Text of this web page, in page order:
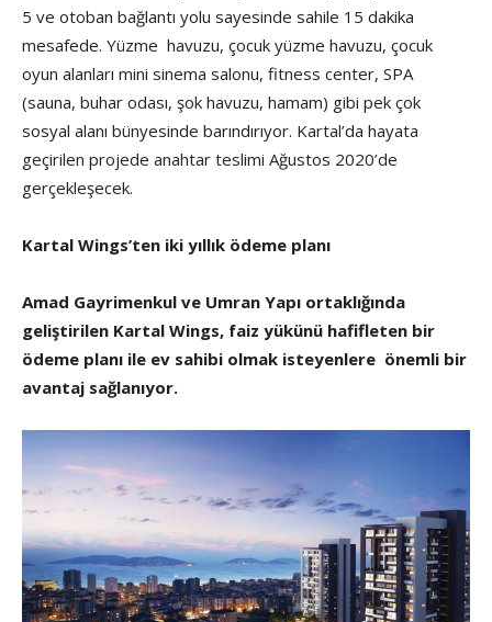
5 ve otoban bağlantı yolu sayesinde sahile 15 dakika
mesafede. Yüzme havuzu, çocuk yüzme havuzu, çocuk
oyun alanları mini sinema salonu, fitness center, SPA
(sauna, buhar odası, şok havuzu, hamam) gibi pek çok
sosyal alanı bünyesinde barındırıyor. Kartal’da hayata
geçirilen projede anahtar teslimi Ağustos 2020’de
gerçekleşecek.
Kartal Wings’ten iki yıllık ödeme planı
Amad Gayrimenkul ve Umran Yapı ortaklığında
geliştirilen Kartal Wings, faiz yükünü hafifleten bir
ödeme planı ile ev sahibi olmak isteyenlere önemli bir
avantaj sağlanıyor.